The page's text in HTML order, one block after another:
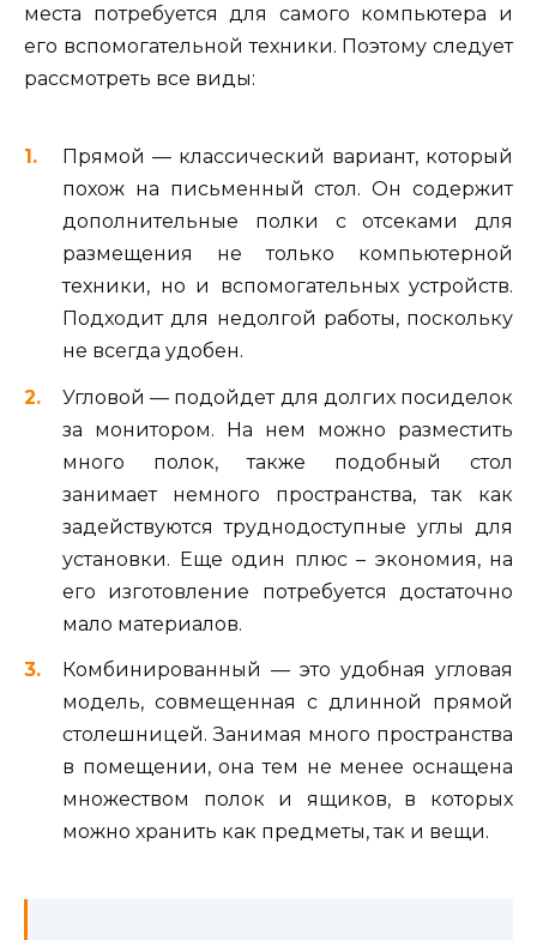
места потребуется для самого компьютера и
его вспомогательной техники. Поэтому следует
рассмотреть все виды:
Прямой — классический вариант, который
похож на письменный стол. Он содержит
дополнительные полки с отсеками для
размещения не только компьютерной
техники, но и вспомогательных устройств.
Подходит для недолгой работы, поскольку
не всегда удобен.
Угловой — подойдет для долгих посиделок
за монитором. На нем можно разместить
много полок, также подобный стол
занимает немного пространства, так как
задействуются труднодоступные углы для
установки. Еще один плюс – экономия, на
его изготовление потребуется достаточно
мало материалов.
Комбинированный — это удобная угловая
модель, совмещенная с длинной прямой
столешницей. Занимая много пространства
в помещении, она тем не менее оснащена
множеством полок и ящиков, в которых
можно хранить как предметы, так и вещи.